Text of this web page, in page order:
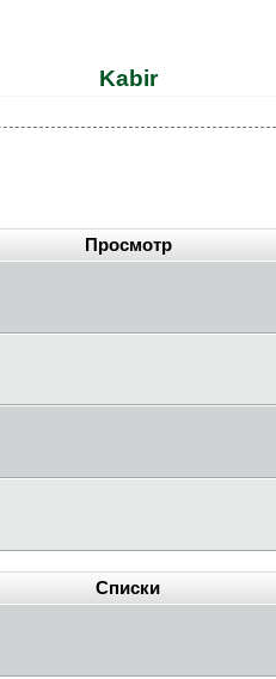
Kabir
Просмотр
Списки